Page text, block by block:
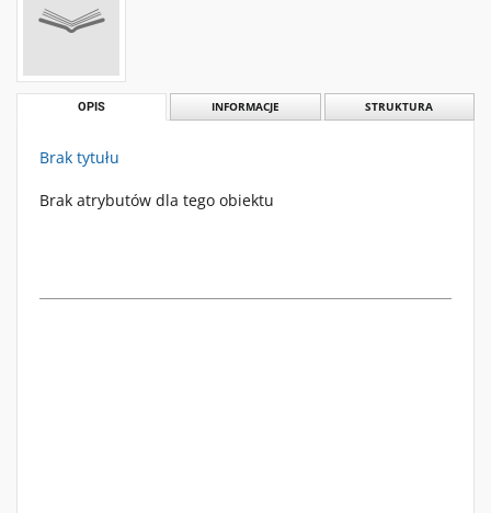
OPIS INFORMACJE STRUKTURA
Brak tytułu
Brak atrybutów dla tego obiektu